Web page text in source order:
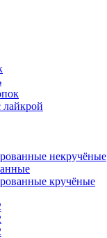
некручёные
кручёные